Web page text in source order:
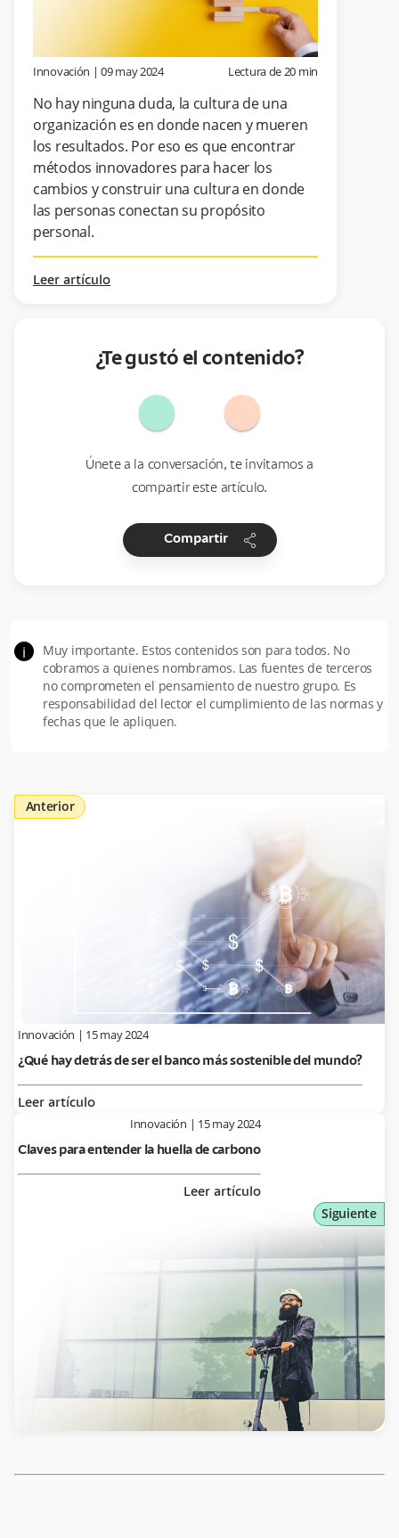
Innovación |09 may 2024 Lectura de20 min
No hay ninguna duda, la cultura de una
organización es en donde nacen y mueren
los resultados. Por eso es que encontrar
métodos innovadores para hacer los
cambios y construir una cultura en donde
las personas conectan su propósito
personal.
Leer artículo
¿Te gustó el contenido?
Únete a la conversación, te invitamos a
compartir este artículo.
Compartir share
i
Muy importante. Estos contenidos son para todos. No
cobramos a quienes nombramos. Las fuentes de terceros
no comprometen el pensamiento de nuestro grupo. Es
responsabilidad del lector el cumplimiento de las normas y
fechas que le apliquen.
Anterior
Innovación | 15 may 2024
¿Qué hay detrás de ser el banco más sostenible del mundo?
Leer artículo
Siguiente
Innovación | 15 may 2024
Claves para entender la huella de carbono
Leer artículo